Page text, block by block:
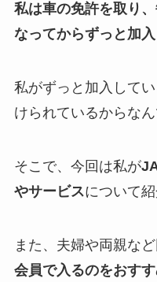
私は車の免許を取り
なってからずっと加入
私がずっと加入して
けられているからなん
そこで、今回は私が
やサービスについて紹
また、夫婦や両親な
会員で入るのをおす